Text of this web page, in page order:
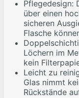
Pflegedesign:
über einen
sicheren
Flasche
Löchern im
kein
Leicht zu
Glas nimmt
Rückstände